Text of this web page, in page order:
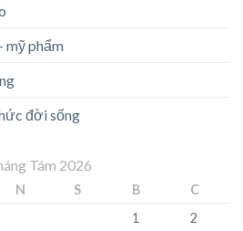
mỹ phẩm
đời sống
Tám 2026
N S B
C
1
2